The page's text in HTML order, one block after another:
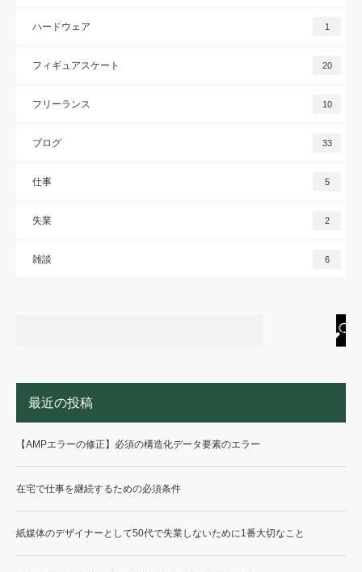
ハードウェア 1
フィギュアスケート 20
フリーランス 10
ブログ 33
仕事 5
失業 2
雑談 6
最近の投稿
【AMPエラーの修正】必須の構造化データ要素のエラー
在宅で仕事を継続するための必須条件
紙媒体のデザイナーとして50代で失業しないために1番大切なこと